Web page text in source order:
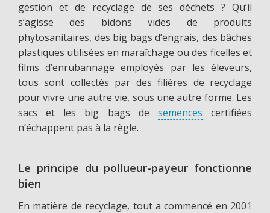
gestion et de recyclage de ses déchets ? Qu’il
s’agisse des bidons vides de produits
phytosanitaires, des big bags d’engrais, des bâches
plastiques utilisées en maraîchage ou des ficelles et
films d’enrubannage employés par les éleveurs,
tous sont collectés par des filières de recyclage
pour vivre une autre vie, sous une autre forme. Les
sacs et les big bags de semences certifiées
n’échappent pas à la règle.
Le principe du pollueur-payeur fonctionne
bien
En matière de recyclage, tout a commencé en 2001